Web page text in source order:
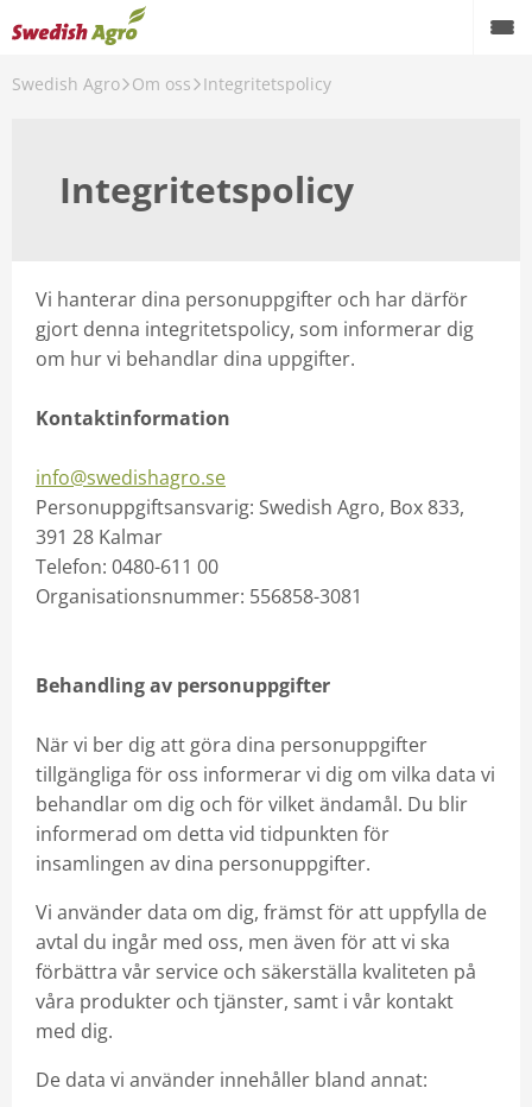
Swedish Agro Om oss Integritetspolicy
Integritetspolicy
Vi hanterar dina personuppgifter och har därför
gjort denna integritetspolicy, som informerar dig
om hur vi behandlar dina uppgifter.
Kontaktinformation
info@swedishagro.se
Personuppgiftsansvarig: Swedish Agro, Box 833,
391 28 Kalmar
Telefon: 0480-611 00
Organisationsnummer: 556858-3081
Behandling av personuppgifter
När vi ber dig att göra dina personuppgifter
tillgängliga för oss informerar vi dig om vilka data vi
behandlar om dig och för vilket ändamål. Du blir
informerad om detta vid tidpunkten för
insamlingen av dina personuppgifter.
Vi använder data om dig, främst för att uppfylla de
avtal du ingår med oss, men även för att vi ska
förbättra vår service och säkerställa kvaliteten på
våra produkter och tjänster, samt i vår kontakt
med dig.
De data vi använder innehåller bland annat: